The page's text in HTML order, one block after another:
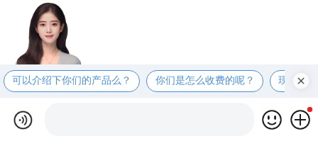
可以介绍下你们的产品么？ 你们是怎么收费的呢？ 现在有